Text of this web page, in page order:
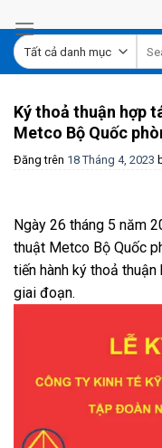
to
content
Ký thoả thuận hợp
Metco Bộ Quốc
Đăng trên 18 Tháng 4, 2023
Ngày 26 tháng 5 năm
thuật Metco Bộ Quốc
tiến hành ký thoả
giai đoạn.